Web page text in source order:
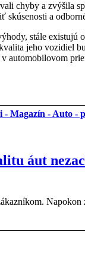
chyby a zvýšila
skúsenosti a
stále existujú
jeho vozidiel
automobilovom
áut